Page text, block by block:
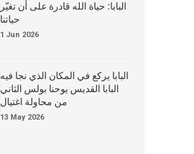
البابا: حياة الله قادرة على أن تغيّر
حياتنا
1 Jun 2026
البابا يركع في المكان الذي نجا فيه
البابا القديس يوحنا بولس الثاني
من محاولة اغتيال
13 May 2026